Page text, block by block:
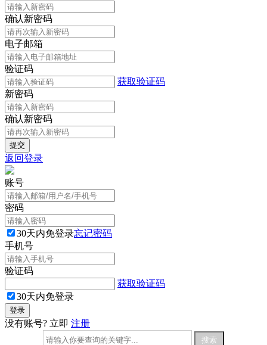
确认新密码
电子邮箱
验证码
获取验证码
新密码
确认新密码
返回登录
账号
密码
30天内免登录忘记密码
手机号
验证码
获取验证码
30天内免登录
没有账号? 立即 注册